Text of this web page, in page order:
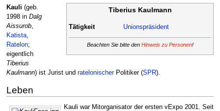
Tiberius Kaulmann
Tätigkeit Unionspräsident
Beachten Sie bitte den Hinweis zu Personen!
Kauli (geb.
1998 in Dalg
Aissurob,
Katista,
Ratelon;
eigentlich
Tiberius
Kaulmann) ist Jurist und ratelonischerPolitiker (SPR).
Leben
Kauli war Mitorganisator der ersten vExpo 2001. Seit